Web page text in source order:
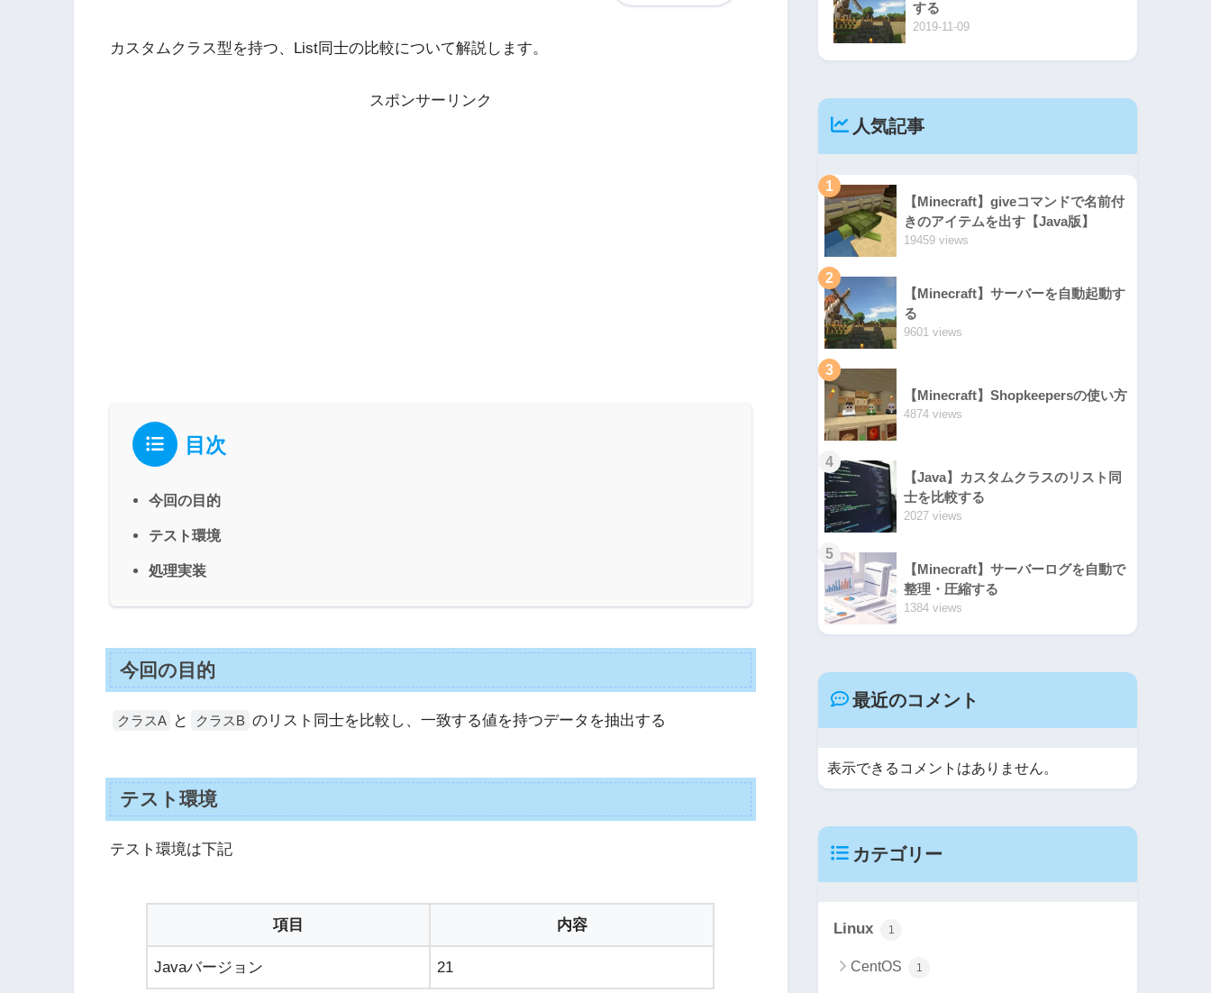
カスタムクラス型を持つ、List同士の比較について解説します。
スポンサーリンク
目次
今回の目的
テスト環境
処理実装
今回の目的
クラスA と クラスB のリスト同士を比較し、一致する値を持つデータを抽出する
テスト環境
テスト環境は下記
項目 内容
Javaバージョン 21
する
2019-11-09
人気記事
1
【Minecraft】giveコマンドで名前付
きのアイテムを出す【Java版】
19459 views
2
【Minecraft】サーバーを自動起動す
る
9601 views
3
【Minecraft】Shopkeepersの使い方
4874 views
4
【Java】カスタムクラスのリスト同
士を比較する
2027 views
5
【Minecraft】サーバーログを自動で
整理・圧縮する
1384 views
最近のコメント
表示できるコメントはありません。
カテゴリー
Linux 1
CentOS 1